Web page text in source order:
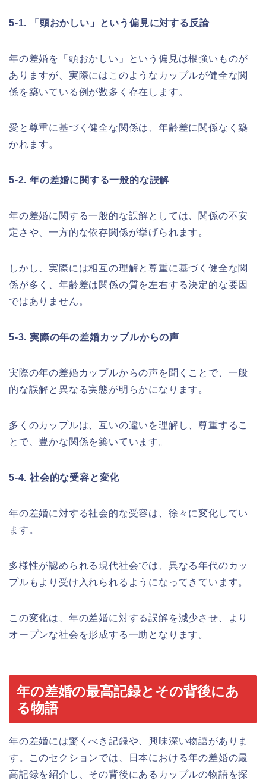
5-1. 「頭おかしい」という偏見に対する反論
年の差婚を「頭おかしい」という偏見は根強いものが
ありますが、実際にはこのようなカップルが健全な関
係を築いている例が数多く存在します。
愛と尊重に基づく健全な関係は、年齢差に関係なく築
かれます。
5-2. 年の差婚に関する一般的な誤解
年の差婚に関する一般的な誤解としては、関係の不安
定さや、一方的な依存関係が挙げられます。
しかし、実際には相互の理解と尊重に基づく健全な関
係が多く、年齢差は関係の質を左右する決定的な要因
ではありません。
5-3. 実際の年の差婚カップルからの声
実際の年の差婚カップルからの声を聞くことで、一般
的な誤解と異なる実態が明らかになります。
多くのカップルは、互いの違いを理解し、尊重するこ
とで、豊かな関係を築いています。
5-4. 社会的な受容と変化
年の差婚に対する社会的な受容は、徐々に変化してい
ます。
多様性が認められる現代社会では、異なる年代のカッ
プルもより受け入れられるようになってきています。
この変化は、年の差婚に対する誤解を減少させ、より
オープンな社会を形成する一助となります。
年の差婚の最高記録とその背後にあ
る物語
年の差婚には驚くべき記録や、興味深い物語がありま
す。このセクションでは、日本における年の差婚の最
高記録を紹介し、その背後にあるカップルの物語を探